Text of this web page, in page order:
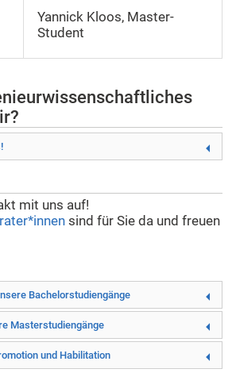
Yannick Kloos, Master-
Student
mit uns auf!
sind für Sie da und freuen
Bachelorstudiengänge
Masterstudiengänge
und Habilitation